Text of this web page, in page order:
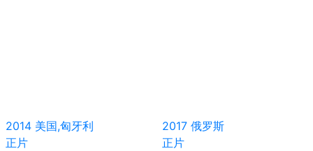
2014 美国,匈牙利
正片
2017 俄罗斯
正片